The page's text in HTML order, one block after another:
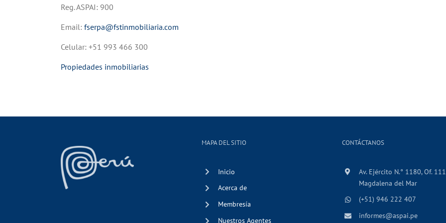
Reg. ASPAI: 900
Email: fserpa@fstinmobiliaria.com
Celular: +51 993 466 300
Propiedades inmobiliarias
MAPA DEL SITIO
Inicio
Acerca de
Membresía
Nuestros Agentes
CONTÁCTANOS
Av. Ejército N.° 1180, Of.
Magdalena del Mar
(+51) 946 222 407
informes@aspai.pe